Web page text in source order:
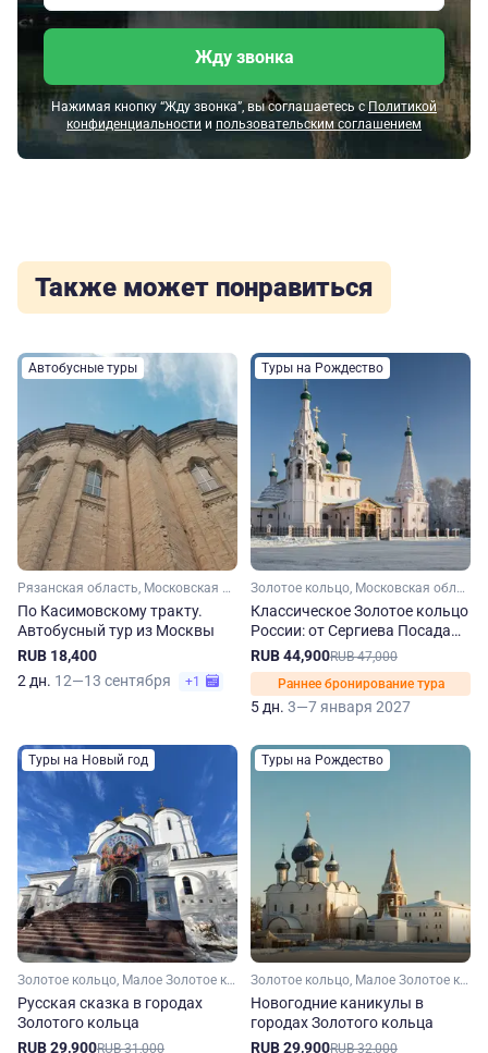
Жду звонка
Нажимая кнопку “Жду звонка”, вы соглашаетесь с Политикой
конфиденциальности и пользовательским соглашением
Также может понравиться
Автобусные туры
Рязанская область, Московская область
По Касимовскому тракту.
Автобусный тур из Москвы
RUB 18,400
2 дн. 12—13 сентября +1
Туры на Рождество
Золотое кольцо, Московская область, Ярославская область, Костромская область, Владимирская область, Ивановская область, Малое Золотое кольцо
Классическое Золотое кольцо
России: от Сергиева Посада
до Владимира.
Рождественский тур
RUB 44,900RUB 47,000
Раннее бронирование тура
5 дн. 3—7 января 2027
Туры на Новый год
Золотое кольцо, Малое Золотое кольцо, Владимирская область, Костромская область, Ивановская область, Ярославская область, Московская область
Русская сказка в городах
Золотого кольца
RUB 29,900RUB 31,000
Туры на Рождество
Золотое кольцо, Малое Золотое кольцо, Московская область, Владимирская область, Ярославская область
Новогодние каникулы в
городах Золотого кольца
RUB 29,900RUB 32,000